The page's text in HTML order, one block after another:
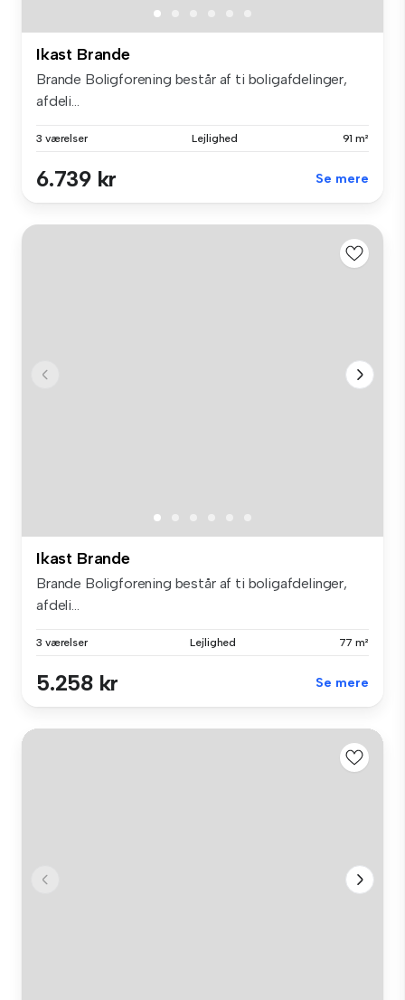
Ikast Brande
Brande Boligforening består af ti boligafdelinger,
afdeli...
3 værelser Lejlighed 91 m²
6.739 kr Se mere
Ikast Brande
Brande Boligforening består af ti boligafdelinger,
afdeli...
3 værelser Lejlighed 77 m²
5.258 kr Se mere